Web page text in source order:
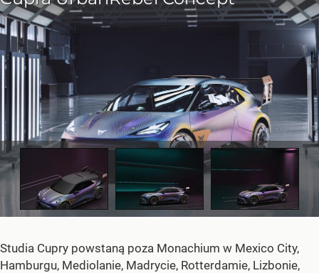
Studia Cupry powstaną poza Monachium w Mexico City,
Hamburgu, Mediolanie, Madrycie, Rotterdamie, Lizbonie,